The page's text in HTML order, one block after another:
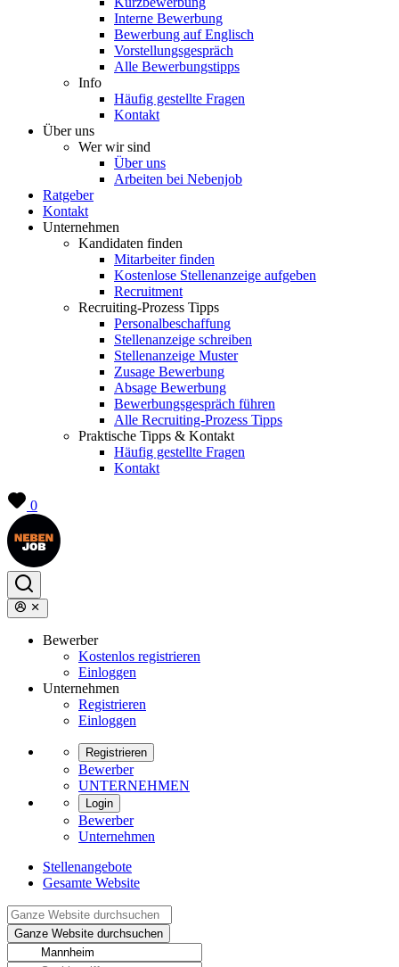
Interne Bewerbung
Bewerbung auf Englisch
Vorstellungsgespräch
Alle Bewerbungstipps
Info
Häufig gestellte Fragen
Kontakt
Über uns
Wer wir sind
Über uns
Arbeiten bei Nebenjob
Ratgeber
Kontakt
Unternehmen
Kandidaten finden
Mitarbeiter finden
Kostenlose Stellenanzeige aufgeben
Recruitment
Recruiting-Prozess Tipps
Personalbeschaffung
Stellenanzeige schreiben
Stellenanzeige Muster
Zusage Bewerbung
Absage Bewerbung
Bewerbungsgespräch führen
Alle Recruiting-Prozess Tipps
Praktische Tipps & Kontakt
Häufig gestellte Fragen
Kontakt
0
Bewerber
Kostenlos registrieren
Einloggen
Unternehmen
Registrieren
Einloggen
Registrieren
Bewerber
UNTERNEHMEN
Login
Bewerber
Unternehmen
Stellenangebote
Gesamte Website